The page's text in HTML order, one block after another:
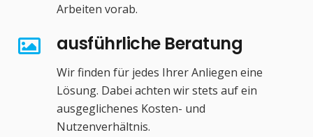
Arbeiten vorab.
ausführliche Beratung
Wir finden für jedes Ihrer Anliegen eine
Lösung. Dabei achten wir stets auf ein
ausgeglichenes Kosten- und
Nutzenverhältnis.